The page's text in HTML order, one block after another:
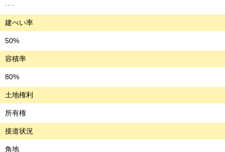
---
建ぺい率
50%
容積率
80%
土地権利
所有権
接道状況
角地